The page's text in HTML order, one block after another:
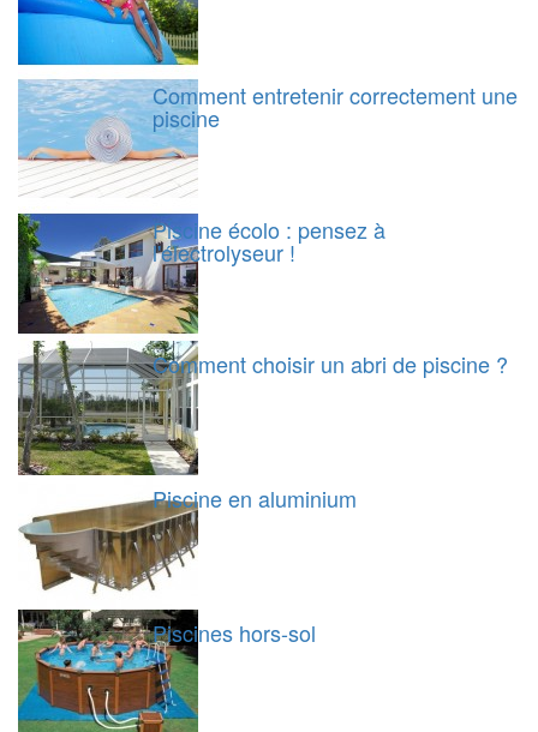
Comment entretenir correctement une
piscine
Piscine écolo : pensez à
l'électrolyseur !
Comment choisir un abri de piscine ?
Piscine en aluminium
Piscines hors-sol